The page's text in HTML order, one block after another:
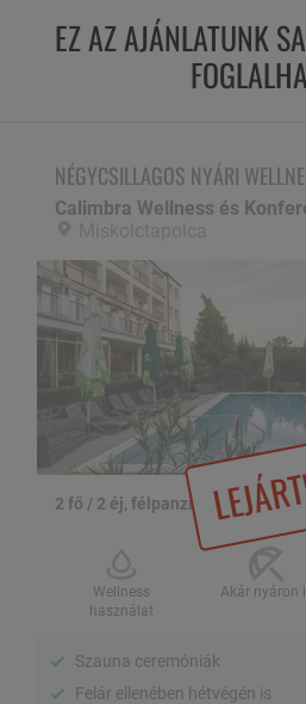
NÉGYCSILLAGOS NYÁRI WELLNESS
Miskolctapolca
2 fő / 2 éj, félpanzióval
Wellness használat Akár nyáron is
EZ AZ AJÁNLATUNK
2 fő / 2 éj, félpanzióval
Wellness
használat
Akár nyáron
Szauna ceremóniák
Felár ellenében hétvégén is